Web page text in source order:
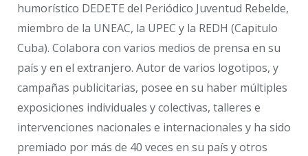
humorístico DEDETE del Periódico Juventud Rebelde,
miembro de la UNEAC, la UPEC y la REDH (Capitulo
Cuba). Colabora con varios medios de prensa en su
país y en el extranjero. Autor de varios logotipos, y
campañas publicitarias, posee en su haber múltiples
exposiciones individuales y colectivas, talleres e
intervenciones nacionales e internacionales y ha sido
premiado por más de 40 veces en su país y otros